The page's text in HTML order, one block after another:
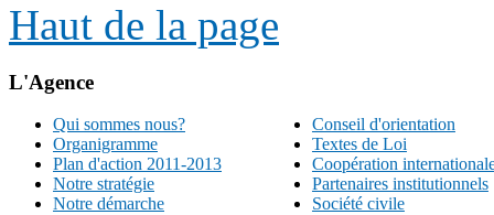
Haut de la page
L'Agence
Qui sommes nous?
Organigramme
Plan d'action 2011-2013
Notre stratégie
Notre démarche
Conseil d'orientation
Textes de Loi
Coopération
Partenaires institutionnels
Société civile